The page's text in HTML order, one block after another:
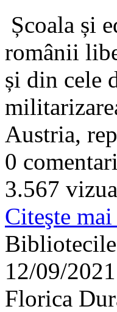
Școala și
românii
și din cele
Austria,
0
3.567
Citeşte
Bibliotecile
12/09/
Florica